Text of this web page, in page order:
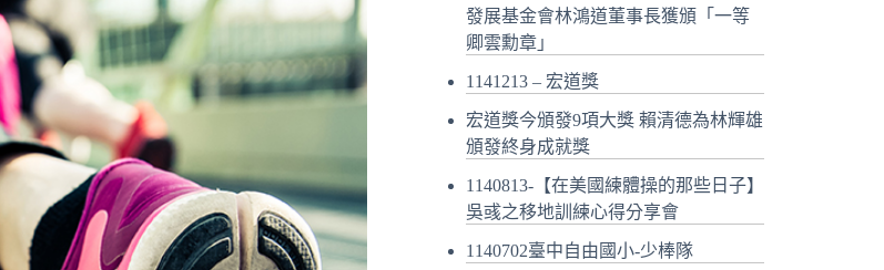
發展基金會林鴻道董事長獲頒「一等
卿雲勳章」
1141213 – 宏道獎
宏道獎今頒發9項大獎 賴清德為林輝雄
頒發終身成就獎
1140813-【在美國練體操的那些日子】
吳彧之移地訓練心得分享會
1140702臺中自由國小-少棒隊